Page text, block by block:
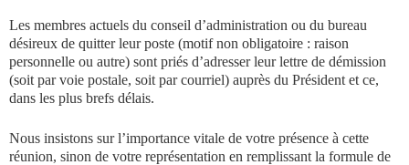
Les membres actuels du conseil d’administration ou du bureau
désireux de quitter leur poste (motif non obligatoire : raison
personnelle ou autre) sont priés d’adresser leur lettre de démission
(soit par voie postale, soit par courriel) auprès du Président et ce,
dans les plus brefs délais.
Nous insistons sur l’importance vitale de votre présence à cette
réunion, sinon de votre représentation en remplissant la formule de